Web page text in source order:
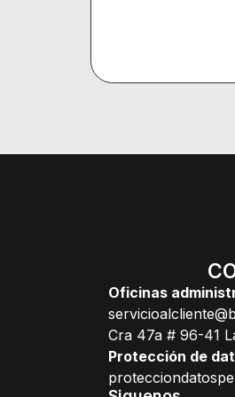
Oficinas
Cra 47a # 96-41
Protección de